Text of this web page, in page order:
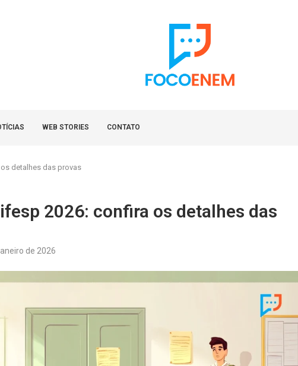
WEB STORIES CONTATO
detalhes das provas
2026: confira os detalhes das
de 2026